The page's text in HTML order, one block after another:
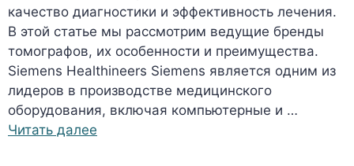
качество диагностики и эффективность лечения.
В этой статье мы рассмотрим ведущие бренды
томографов, их особенности и преимущества.
Siemens Healthineers Siemens является одним из
лидеров в производстве медицинского
оборудования, включая компьютерные и …
Читать далее